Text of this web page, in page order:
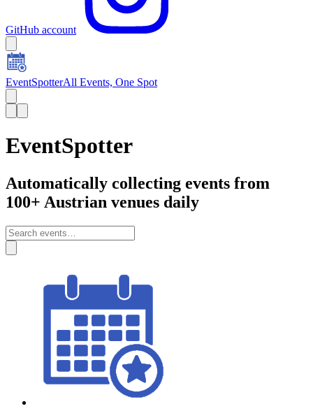
GitHub account
EventSpotterAll Events, One Spot
EventSpotter
Automatically collecting events from
100+ Austrian venues daily